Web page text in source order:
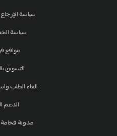
سياسة
سياسة
مواقع
التسويق
الغاء الطلب
الدعم
مدونة